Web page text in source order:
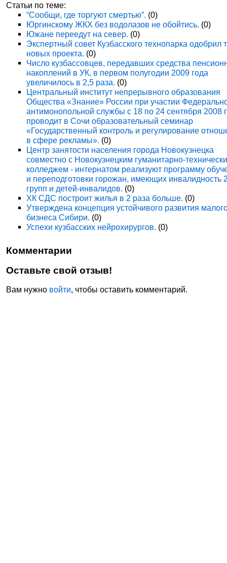
Статьи по теме:
“Сообщи, где торгуют смертью”. (0)
Юргинскому ЖКХ без водолазов не обойтись. (0)
Южане переедут на север. (0)
Экспертный совет Кузбасского технопарка одобрил
новых проекта. (0)
Число кузбассовцев, передавших средства
накоплений в УК, в первом полугодии 2009 года
увеличилось в 2,5 раза. (0)
Центральный институт непрерывного образования
Общества «Знание» России при участии
антимонопольной службы с 18 по 24 сентября 2008
проводит в Сочи образовательный семинар
«Государственный контроль и регулирование
в сфере рекламы». (0)
Центр занятости населения города Новокузнецка
совместно с Новокузнецким гуманитарно-
колледжем - интернатом реализуют программу
и переподготовки горожан, имеющих инвалидность
групп и детей-инвалидов. (0)
ХК СДС построит жилья в 2 раза больше. (0)
Утверждена концепция устойчивого развития
бизнеса Сибири. (0)
Успехи кузбасских нейрохирургов. (0)
Комментарии
Оставьте свой отзыв!
Вам нужно войти, чтобы оставить комментарий.